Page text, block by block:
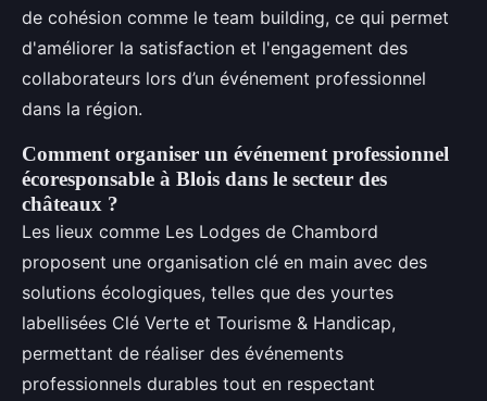
de cohésion comme le team building, ce qui permet
d'améliorer la satisfaction et l'engagement des
collaborateurs lors d’un événement professionnel
dans la région.
Comment organiser un événement professionnel
écoresponsable à Blois dans le secteur des
châteaux ?
Les lieux comme Les Lodges de Chambord
proposent une organisation clé en main avec des
solutions écologiques, telles que des yourtes
labellisées Clé Verte et Tourisme & Handicap,
permettant de réaliser des événements
professionnels durables tout en respectant